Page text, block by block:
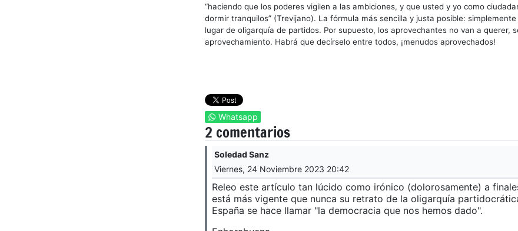
“haciendo que los poderes vigilen a las ambiciones, y que usted y yo como
dormir tranquilos” (Trevijano). La fórmula más sencilla y justa posible:
lugar de oligarquía de partidos. Por supuesto, los aprovechantes no van a querer,
aprovechamiento. Habrá que decírselo entre todos, ¡menudos aprovechados!
Whatsapp
2 comentarios
Soledad Sanz
Viernes, 24 Noviembre 2023 20:42
Releo este artículo tan lúcido como irónico (dolorosamente) a
está más vigente que nunca su retrato de la oligarquía
España se hace llamar "la democracia que nos hemos dado".